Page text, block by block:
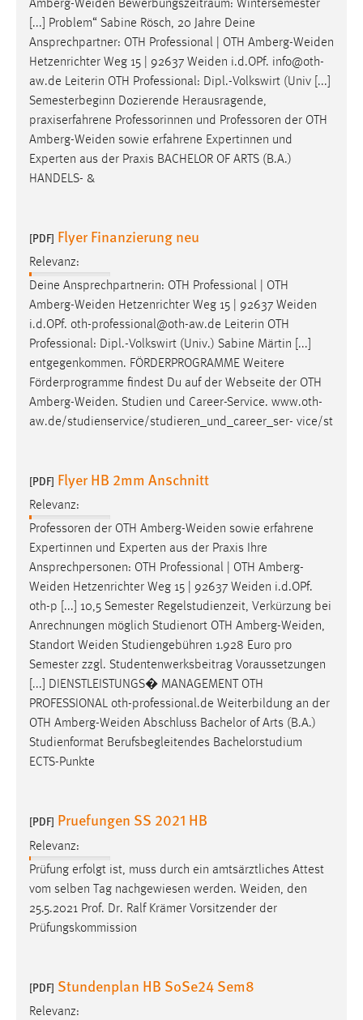
Amberg-Weiden Bewerbungszeitraum: Wintersemester
[...] Problem“ Sabine Rösch, 20 Jahre Deine
Ansprechpartner: OTH Professional | OTH Amberg-Weiden
Hetzenrichter Weg 15 | 92637 Weiden i.d.OPf. info@oth-
aw.de Leiterin OTH Professional: Dipl.-Volkswirt (Univ [...]
Semesterbeginn Dozierende Herausragende,
praxiserfahrene Professorinnen und Professoren der OTH
Amberg-Weiden sowie erfahrene Expertinnen und
Experten aus der Praxis BACHELOR OF ARTS (B.A.)
HANDELS- &
[PDF] Flyer Finanzierung neu
Relevanz:
Deine Ansprechpartnerin: OTH Professional | OTH
Amberg-Weiden Hetzenrichter Weg 15 | 92637 Weiden
i.d.OPf. oth-professional@oth-aw.de Leiterin OTH
Professional: Dipl.-Volkswirt (Univ.) Sabine Märtin [...]
entgegenkommen. FÖRDERPROGRAMME Weitere
Förderprogramme findest Du auf der Webseite der OTH
Amberg-Weiden. Studien und Career-Service. www.oth-
aw.de/studienservice/studieren_und_career_ser- vice/st
[PDF] Flyer HB 2mm Anschnitt
Relevanz:
Professoren der OTH Amberg-Weiden sowie erfahrene
Expertinnen und Experten aus der Praxis Ihre
Ansprechpersonen: OTH Professional | OTH Amberg-
Weiden Hetzenrichter Weg 15 | 92637 Weiden i.d.OPf.
oth-p [...] 10,5 Semester Regelstudienzeit, Verkürzung bei
Anrechnungen möglich Studienort OTH Amberg-Weiden,
Standort Weiden Studiengebühren 1.928 Euro pro
Semester zzgl. Studentenwerksbeitrag Voraussetzungen
[...] DIENSTLEISTUNGS� MANAGEMENT OTH
PROFESSIONAL oth-professional.de Weiterbildung an der
OTH Amberg-Weiden Abschluss Bachelor of Arts (B.A.)
Studienformat Berufsbegleitendes Bachelorstudium
ECTS-Punkte
[PDF] Pruefungen SS 2021 HB
Relevanz:
Prüfung erfolgt ist, muss durch ein amtsärztliches Attest
vom selben Tag nachgewiesen werden. Weiden, den
25.5.2021 Prof. Dr. Ralf Krämer Vorsitzender der
Prüfungskommission
[PDF] Stundenplan HB SoSe24 Sem8
Relevanz:
EXTERNE MEDIEN
Um Inhalte von Videoplattformen und Social Media
Plattformen anzeigen zu können, werden von diesen
externen Medien Cookies gesetzt.
YouTube
Vimeo